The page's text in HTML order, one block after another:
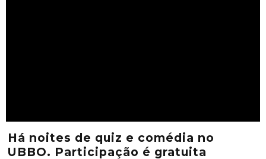
Há noites de quiz e comédia no
UBBO. Participação é gratuita